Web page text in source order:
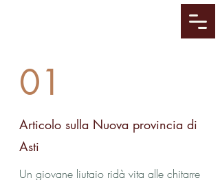
01
Articolo sulla Nuova provincia di
Asti
Un giovane liutaio ridà vita alle chitarre